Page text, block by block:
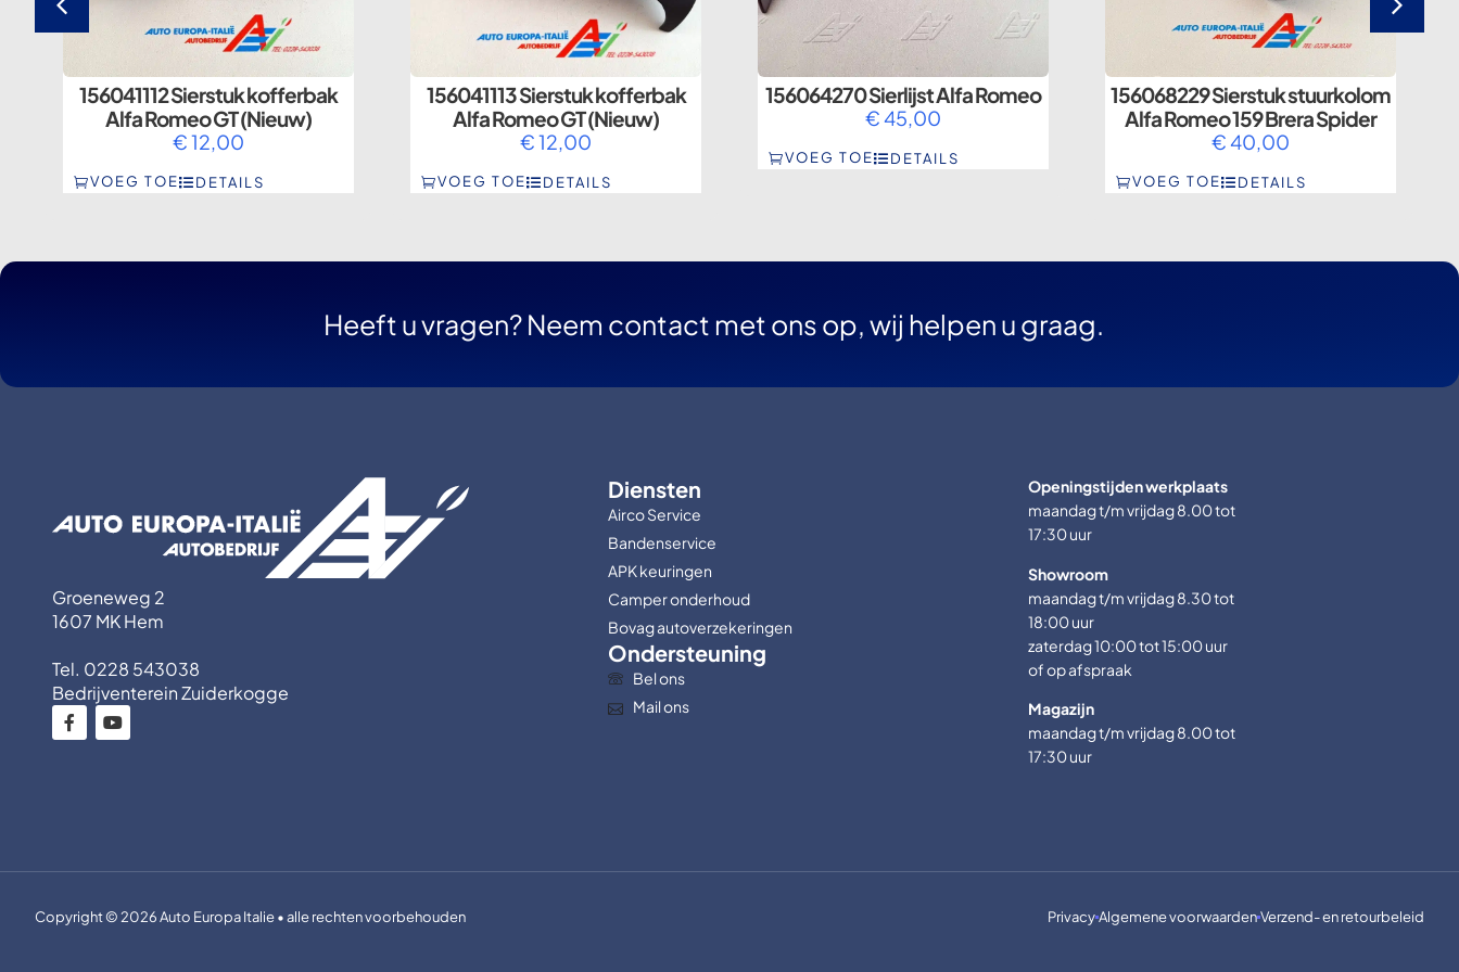
156041112 Sierstuk kofferbak
Alfa Romeo GT (Nieuw)
€12,00
VOEG TOE DETAILS
156041113 Sierstuk kofferbak
Alfa Romeo GT (Nieuw)
€12,00
VOEG TOE DETAILS
156064270 Sierlijst Alfa Romeo
€45,00
VOEG TOE DETAILS
156068229 Sierstuk stuurkolom
Alfa Romeo 159 Brera Spider
€40,00
VOEG TOE DETAILS
Heeft u vragen? Neem contact met ons op, wij helpen u graag.
Groeneweg 2
1607 MK Hem
Tel. 0228 543038
Bedrijventerein Zuiderkogge
Diensten
Airco Service
Bandenservice
APK keuringen
Camper onderhoud
Bovag autoverzekeringen
Ondersteuning
Bel ons
Mail ons
Openingstijden werkplaats
maandag t/m vrijdag 8.00 tot
17:30 uur
Showroom
maandag t/m vrijdag 8.30 tot
18:00 uur
zaterdag 10:00 tot 15:00 uur
of op afspraak
Magazijn
maandag t/m vrijdag 8.00 tot
17:30 uur
Copyright © 2026 Auto Europa Italie • alle rechten voorbehouden PrivacyAlgemene voorwaardenVerzend- en retourbeleid